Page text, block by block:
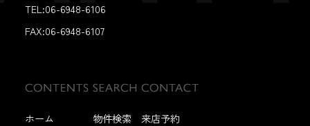
TEL:06-6948-6106
FAX:06-6948-6107
ホーム
物件検索
来店予約